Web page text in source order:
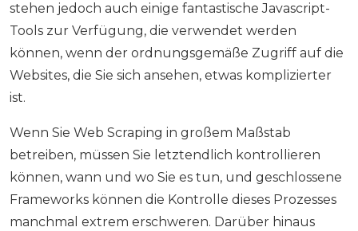
stehen jedoch auch einige fantastische Javascript-
Tools zur Verfügung, die verwendet werden
können, wenn der ordnungsgemäße Zugriff auf die
Websites, die Sie sich ansehen, etwas komplizierter
ist.
Wenn Sie Web Scraping in großem Maßstab
betreiben, müssen Sie letztendlich kontrollieren
können, wann und wo Sie es tun, und geschlossene
Frameworks können die Kontrolle dieses Prozesses
manchmal extrem erschweren. Darüber hinaus